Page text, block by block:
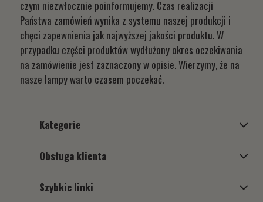
czym niezwłocznie poinformujemy. Czas realizacji
Państwa zamówień wynika z systemu naszej produkcji i
chęci zapewnienia jak najwyższej jakości produktu. W
przypadku części produktów wydłużony okres oczekiwania
na zamówienie jest zaznaczony w opisie. Wierzymy, że na
nasze lampy warto czasem poczekać.
Kategorie
Obsługa klienta
Szybkie linki